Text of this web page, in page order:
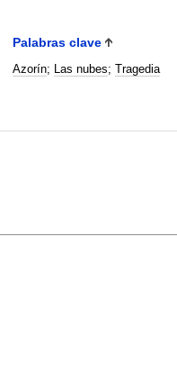
Palabras clave
Azorín; Las nubes; Tragedia